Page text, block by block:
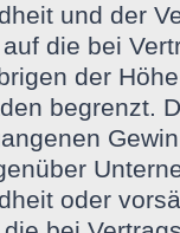
und der
die bei
der
begrenzt.
oder